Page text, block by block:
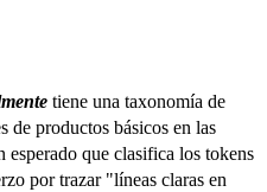
tiene una taxonomía de
de productos básicos en las
que clasifica los tokens
por trazar "líneas claras en